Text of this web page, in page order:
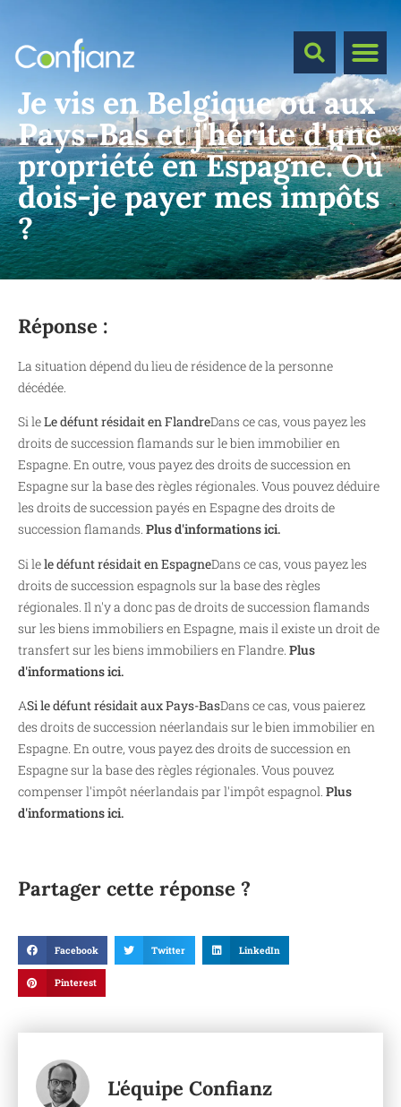
Je vis en Belgique ou aux
Pays-Bas et j'hérite d'une
propriété en Espagne. Où
dois-je payer mes impôts
?
Réponse :
La situation dépend du lieu de résidence de la personne
décédée.
Si leLe défunt résidait en FlandreDans ce cas, vous payez les
droits de succession flamands sur le bien immobilier en
Espagne. En outre, vous payez des droits de succession en
Espagne sur la base des règles régionales. Vous pouvez déduire
les droits de succession payés en Espagne des droits de
succession flamands. Plus d'informations ici.
Si lele défunt résidait en EspagneDans ce cas, vous payez les
droits de succession espagnols sur la base des règles
régionales. Il n'y a donc pas de droits de succession flamands
sur les biens immobiliers en Espagne, mais il existe un droit de
transfert sur les biens immobiliers en Flandre. Plus
d'informations ici.
ASi le défunt résidait aux Pays-BasDans ce cas, vous paierez
des droits de succession néerlandais sur le bien immobilier en
Espagne. En outre, vous payez des droits de succession en
Espagne sur la base des règles régionales. Vous pouvez
compenser l'impôt néerlandais par l'impôt espagnol. Plus
d'informations ici.
Partager cette réponse ?
Facebook Twitter LinkedIn
Pinterest
L'équipe Confianz